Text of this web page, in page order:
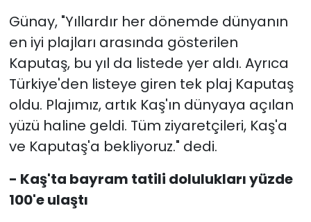
Günay, "Yıllardır her dönemde dünyanın
en iyi plajları arasında gösterilen
Kaputaş, bu yıl da listede yer aldı. Ayrıca
Türkiye'den listeye giren tek plaj Kaputaş
oldu. Plajımız, artık Kaş'ın dünyaya açılan
yüzü haline geldi. Tüm ziyaretçileri, Kaş'a
ve Kaputaş'a bekliyoruz." dedi.
- Kaş'ta bayram tatili dolulukları yüzde
100'e ulaştı